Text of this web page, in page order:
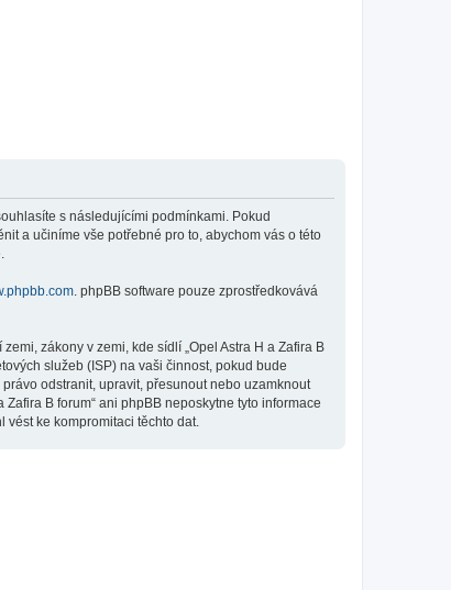
s následujícími podmínkami. Pokud
a učiníme vše potřebné pro to, abychom vás o této
. phpBB software pouze zprostředkovává
zákony v zemi, kde sídlí „Opel Astra H a Zafira B
služeb (ISP) na vaši činnost, pokud bude
odstranit, upravit, přesunout nebo uzamknout
B forum“ ani phpBB neposkytne tyto informace
ke kompromitaci těchto dat.